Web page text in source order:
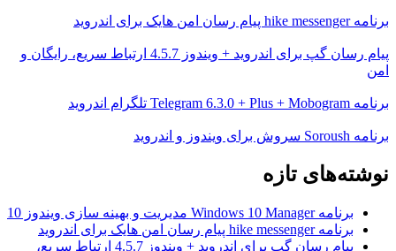
برنامه hike messenger پیام‌ رسان‌ امن هایک برای اندروید
پیام رسان گپ برای اندروید + ویندوز 4.5.7 ارتباط سریع، رایگان و
امن
برنامه Telegram 6.3.0 + Plus + Mobogram تلگرام اندروید
برنامه Soroush سروش برای ویندوز و اندروید
نوشته‌های تازه
برنامه Windows 10 Manager مدیریت و بهینه سازی ویندوز 10
برنامه hike messenger پیام‌ رسان‌ امن هایک برای اندروید
پیام رسان گپ برای اندروید + ویندوز 4.5.7 ارتباط سریع،